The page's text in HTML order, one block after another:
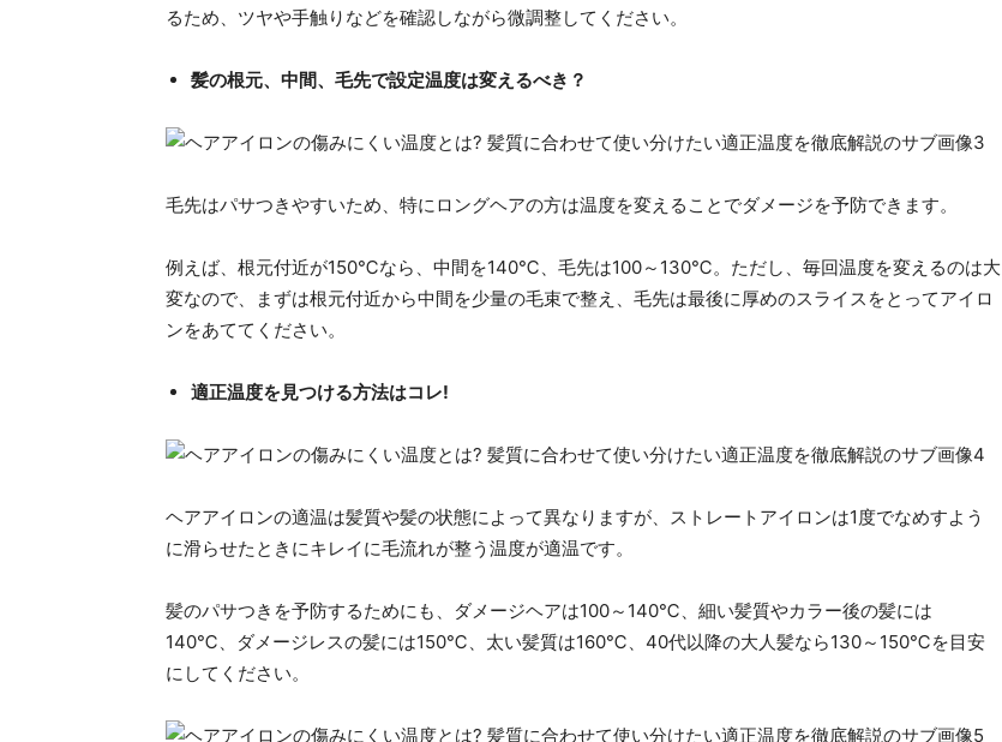
るため、ツヤや手触りなどを確認しながら微調整してください。
髪の根元、中間、毛先で設定温度は変えるべき？
毛先はパサつきやすいため、特にロングヘアの方は温度を変えることでダメージを予防できます。
例えば、根元付近が150℃なら、中間を140℃、毛先は100～130℃。ただし、毎回温度を変えるのは大
変なので、まずは根元付近から中間を少量の毛束で整え、毛先は最後に厚めのスライスをとってアイロ
ンをあててください。
適正温度を見つける方法はコレ!
ヘアアイロンの適温は髪質や髪の状態によって異なりますが、ストレートアイロンは1度でなめすよう
に滑らせたときにキレイに毛流れが整う温度が適温です。
髪のパサつきを予防するためにも、ダメージヘアは100～140℃、細い髪質やカラー後の髪には
140℃、ダメージレスの髪には150℃、太い髪質は160℃、40代以降の大人髪なら130～150℃を目安
にしてください。